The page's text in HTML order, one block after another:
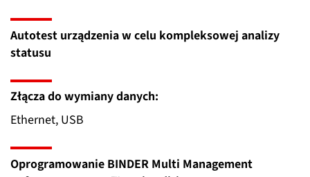
Autotest urządzenia w celu kompleksowej analizy
statusu
Złącza do wymiany danych:
Ethernet, USB
Oprogramowanie BINDER Multi Management